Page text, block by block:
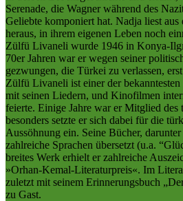
Serenade, die Wagner während des
Geliebte komponiert hat. Nadja liest aus
heraus, in ihrem eigenen Leben noch
Zülfü Livaneli wurde 1946 in Konya-
70er Jahren war er wegen seiner
gezwungen, die Türkei zu verlassen,
Zülfü Livaneli ist einer der
mit seinen Liedern, und Kinofilmen
feierte. Einige Jahre war er Mitglied des
besonders setzte er sich dabei für die
Aussöhnung ein. Seine Bücher,
zahlreiche Sprachen übersetzt (u.a.
breites Werk erhielt er zahlreiche
»Orhan-Kemal-Literaturpreis«. Im
zuletzt mit seinem Erinnerungsbuch
zu Gast.